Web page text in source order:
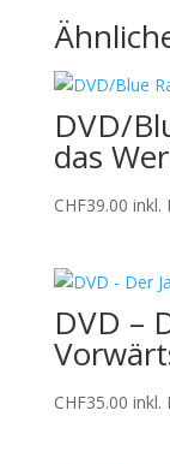
DVD/
das
CHF39.00 inkl.
DVD –
CHF35.00 inkl.